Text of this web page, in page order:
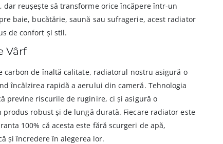
reușește să transforme orice încăpere într-un
baie, bucătărie, saună sau sufragerie, acest radiator
de confort și stil.
Vârf
carbon de înaltă calitate, radiatorul nostru asigură o
încălzirea rapidă a aerului din cameră. Tehnologia
previne riscurile de ruginire, ci și asigură o
robust și de lungă durată. Fiecare radiator este
100% că acesta este fără scurgeri de apă,
și încredere în alegerea lor.